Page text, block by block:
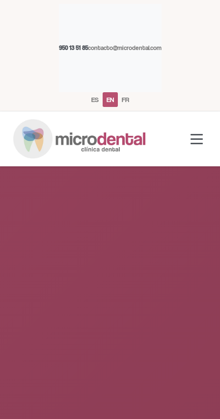
950 13 51 85contacto@microdental.com
ES EN FR
M
Microdental Assistant
Today